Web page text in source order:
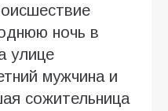
ночь в
улице
мужчина и
сожительница